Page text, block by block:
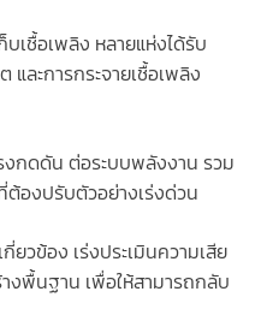
บเชื้อเพลิง หลายแห่งได้รับ
ละการกระจายเชื้อเพลิง
กดดัน ต่อระบบพลังงาน รวม
องปรับตัวอย่างเร่งด่วน
ยวข้อง เร่งประเมินความเสีย
พื้นฐาน เพื่อให้สามารถกลับ